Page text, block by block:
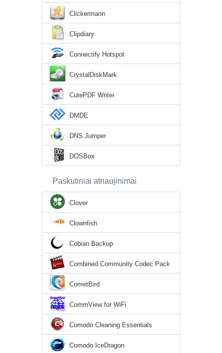
Clickermann
Clipdiary
Connectify Hotspot
CrystalDiskMark
CutePDF Writer
DMDE
DNS Jumper
DOSBox
Paskutiniai atnaujinimai
Clover
Clownfish
Cobian Backup
Combined Community Codec Pack
CometBird
CommView for WiFi
Comodo Cleaning Essentials
Comodo IceDragon